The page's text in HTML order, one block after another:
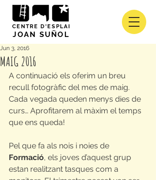
CENTRE D'ESPLAI
JOAN SUÑOL
MAIG 2016
Jun 3, 2016
A continuació els oferim un breu
recull fotogràfic del mes de maig.
Cada vegada queden menys dies de
curs… Aprofitarem al màxim el temps
que ens queda!
Pel que fa als nois i noies de
Formació, els joves d’aquest grup
estan realitzant tasques com a